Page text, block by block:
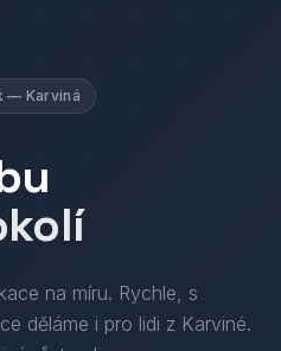
— Karviná
na míru. Rychle, s
děláme i pro lidi z Karviné.